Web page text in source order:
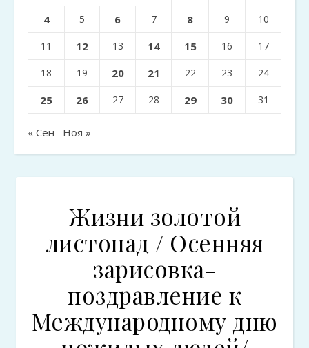
4 5 6 7 8 9 10
11 12 13 14 15 16 17
18 19 20 21 22 23 24
25 26 27 28 29 30 31
« Сен Ноя »
Жизни золотой
листопад / Осенняя
зарисовка-
поздравление к
Международному дню